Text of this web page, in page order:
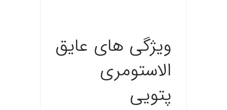
ویژگی های عایق
الاستومری
پتویی